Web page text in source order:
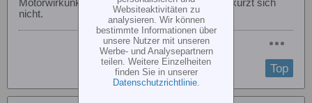
Motorwirkunksgradbereich und die Flugzeit verkürzt sich
nicht.
Top
Websiteaktivitäten zu
analysieren. Wir können
bestimmte Informationen über
unsere Nutzer mit unseren
Werbe- und Analysepartnern
teilen. Weitere Einzelheiten
finden Sie in unserer
Datenschutzrichtlinie.